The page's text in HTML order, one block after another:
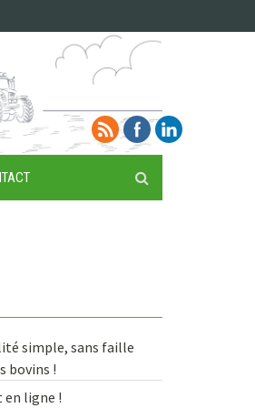
simple, sans faille
bovins !
ligne !